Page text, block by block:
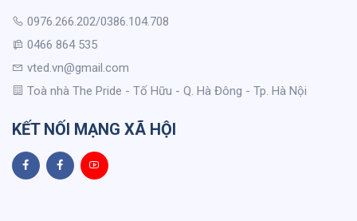
0976.266.202/0386.104.708
0466 864 535
vted.vn@gmail.com
Toà nhà The Pride - Tố Hữu - Q. Hà Đông - Tp. Hà Nội
KẾT NỐI MẠNG XÃ HỘI